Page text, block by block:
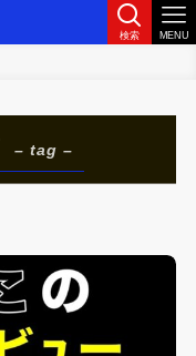
検索 MENU
– tag –